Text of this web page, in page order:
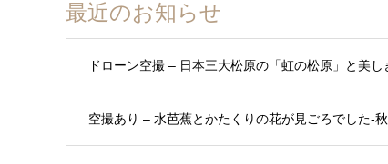
最近のお知らせ
ドローン空撮 – 日本三大松原の「虹の松原」と美し
空撮あり – 水芭蕉とかたくりの花が見ごろでした-